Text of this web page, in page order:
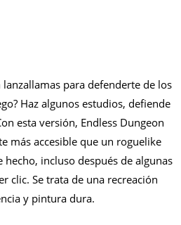
para defenderte de los
Haz algunos estudios, defiende
esta versión, Endless Dungeon
más accesible que un roguelike
incluso después de algunas
clic. Se trata de una recreación
y pintura dura.